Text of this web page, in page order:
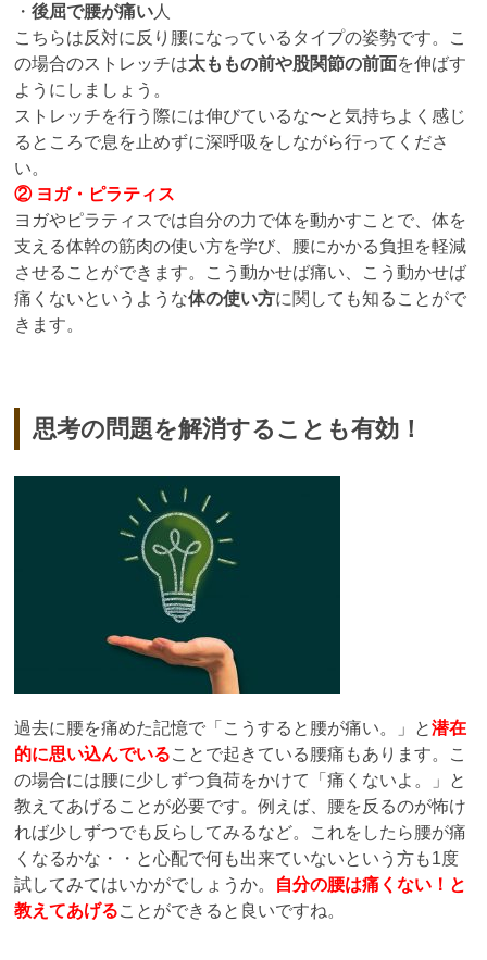
・後屈で腰が痛い 人
こちらは反対に反り腰になっているタイプの姿勢です。こ
の場合のストレッチは太ももの前や股関節の前面を伸ばす
ようにしましょう。
ストレッチを行う際には伸びているな〜と気持ちよく感じ
るところで息を止めずに深呼吸をしながら行ってくださ
い。
② ヨガ・ピラティス
ヨガやピラティスでは自分の力で体を動かすことで、体を
支える体幹の筋肉の使い方を学び、腰にかかる負担を軽減
させることができます。こう動かせば痛い、こう動かせば
痛くないというような体の使い方に関しても知ることがで
きます。
思考の問題を解消することも有効！
過去に腰を痛めた記憶で「こうすると腰が痛い。」と潜在
的に思い込んでいることで起きている腰痛もあります。こ
の場合には腰に少しずつ負荷をかけて「痛くないよ。」と
教えてあげることが必要です。例えば、腰を反るのが怖け
れば少しずつでも反らしてみるなど。これをしたら腰が痛
くなるかな・・と心配で何も出来ていないという方も1度
試してみてはいかがでしょうか。 自分の腰は痛くない！と
教えてあげることができると良いですね。